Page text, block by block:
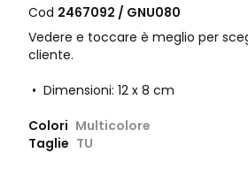
Cod 2467092 / GNU080
Vedere e toccare è meglio per
cliente.
• Dimensioni: 12 x 8 cm
Colori Multicolore
Taglie TU